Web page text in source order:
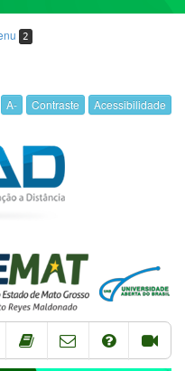
2
A- Contraste Acessibilidade